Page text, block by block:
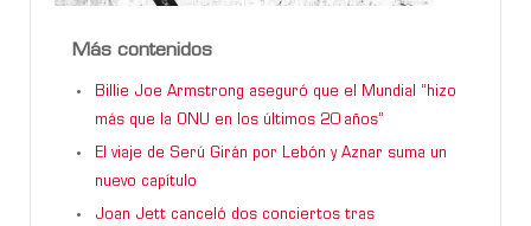
Más contenidos
Billie Joe Armstrong aseguró que el Mundial “hizo
más que la ONU en los últimos 20 años”
El viaje de Serú Girán por Lebón y Aznar suma un
nuevo capítulo
Joan Jett canceló dos conciertos tras